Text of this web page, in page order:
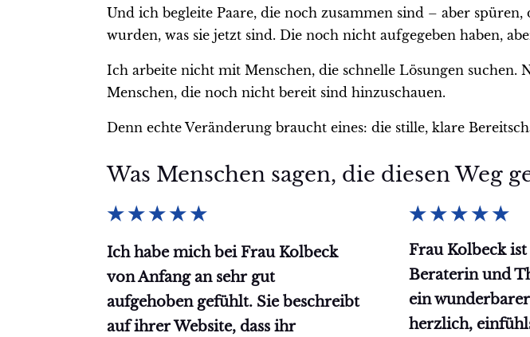
Und ich begleite Paare, die noch zusammen sind – aber
wurden, was sie jetzt sind. Die noch nicht aufgegeben haben,
Ich arbeite nicht mit Menschen, die schnelle Lösungen
Menschen, die noch nicht bereit sind hinzuschauen.
Denn echte Veränderung braucht eines: die stille, klare
Was Menschen sagen, die diesen Weg
★★★★★
Ich habe mich bei Frau Kolbeck
von Anfang an sehr gut
aufgehoben gefühlt. Sie beschreibt
auf ihrer Website, dass ihr
★★★★★
Frau Kolbeck
Beraterin und
ein
herzlich,